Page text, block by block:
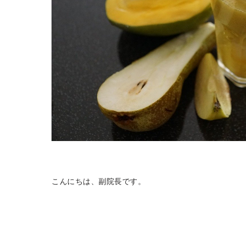
こんにちは、副院長です。